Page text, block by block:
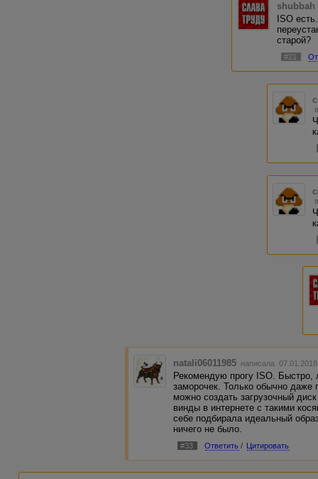
shubbah
ISO
старой?
#21
natali06011985 написала
Рекомендую прогу ISO. Быстро,
заморочек. Только обычно даже
можно создать загрузочный
винды в интернете с такими
себе подбирала идеальный
ничего не было.
#33 Ответить / Цитировать